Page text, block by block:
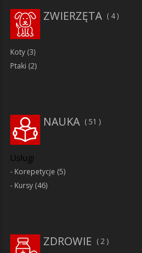
ZWIERZĘTA 4
Koty (3)
Ptaki (2)
51
NAUKA
Usługi
Korepetycje (5)
Kursy (46)
ZDROWIE 2